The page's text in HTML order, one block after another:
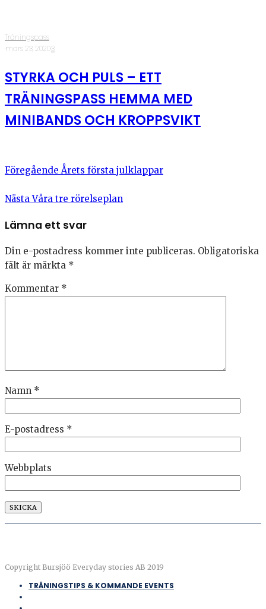
Träningspass
·mars 23, 2020·3
STYRKA OCH PULS – ETT
TRÄNINGSPASS HEMMA MED
MINIBANDS OCH KROPPSVIKT
Föregående Årets första julklappar
NästaVåra tre rörelseplan
Lämna ett svar
Din e-postadress kommer inte publiceras. Obligatoriska
fält är märkta *
Kommentar *
Namn *
E-postadress *
Webbplats
Copyright Bursjöö Everyday stories AB 2019
TRÄNINGSTIPS & KOMMANDE EVENTS